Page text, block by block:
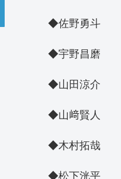
◆佐野勇斗
◆宇野昌磨
◆山田涼介
◆山﨑賢人
◆木村拓哉
◆松下洸平